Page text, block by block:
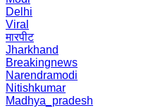
Delhi
Viral
मारपीट
Jharkhand
Breakingnews
Narendramodi
Nitishkumar
Madhya_pradesh